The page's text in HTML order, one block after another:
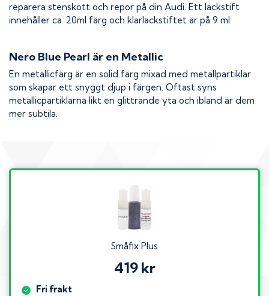
reparera stenskott och repor på din Audi. Ett lackstift
innehåller ca. 20ml färg och klarlackstiftet är på 9 ml.
Nero Blue Pearl är en Metallic
En metallicfärg är en solid färg mixad med metallpartiklar
som skapar ett snyggt djup i färgen. Oftast syns
metallicpartiklarna likt en glittrande yta och ibland är dem
mer subtila.
Småfix Plus
419 kr
Fri frakt